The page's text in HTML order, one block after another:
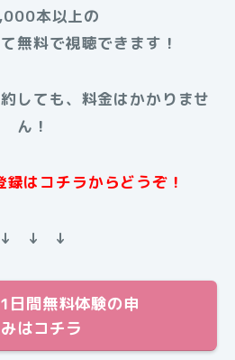
本以上の
無料で視聴できます！
しても、料金はかかりませ
ん！
はコチラからどうぞ！
↓ ↓ ↓
日間無料体験の申
はコチラ